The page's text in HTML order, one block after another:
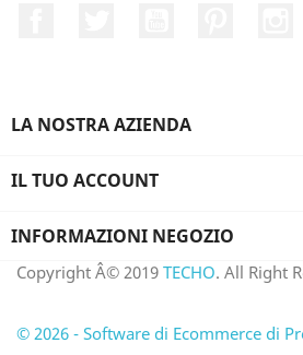
LA NOSTRA AZIENDA
IL TUO ACCOUNT
INFORMAZIONI NEGOZIO
Copyright Â© 2019 TECHO. All Right
© 2026 - Software di Ecommerce di